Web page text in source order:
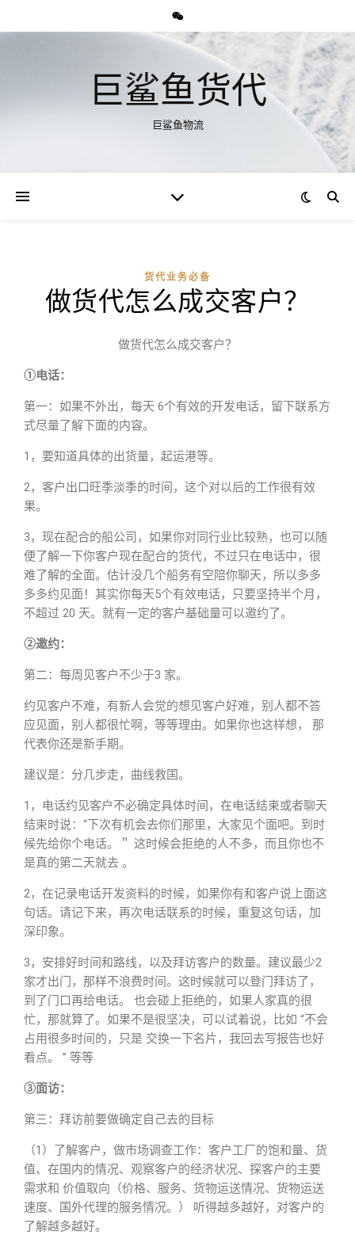
巨鲨鱼货代
巨鲨鱼物流
货代业务必备
做货代怎么成交客户？
做货代怎么成交客户？
①电话：
第一：如果不外出，每天 6个有效的开发电话，留下联系方
式尽量了解下面的内容。
1，要知道具体的出货量，起运港等。
2，客户出口旺季淡季的时间，这个对以后的工作很有效
果。
3，现在配合的船公司，如果你对同行业比较熟，也可以随
便了解一下你客户现在配合的货代，不过只在电话中，很
难了解的全面。估计没几个船务有空陪你聊天，所以多多
多多约见面！其实你每天5个有效电话，只要坚持半个月，
不超过 20 天。就有一定的客户基础量可以邀约了。
②邀约：
第二：每周见客户不少于3 家。
约见客户不难，有新人会觉的想见客户好难，别人都不答
应见面，别人都很忙啊，等等理由。如果你也这样想， 那
代表你还是新手期。
建议是：分几步走，曲线救国。
1，电话约见客户不必确定具体时间，在电话结束或者聊天
结束时说：“下次有机会去你们那里，大家见个面吧。到时
候先给你个电话。＂ 这时候会拒绝的人不多，而且你也不
是真的第二天就去 。
2，在记录电话开发资料的时候，如果你有和客户说上面这
句话。请记下来，再次电话联系的时候，重复这句话，加
深印象。
3，安排好时间和路线，以及拜访客户的数量。建议最少2
家才出门，那样不浪费时间。这时候就可以登门拜访了，
到了门口再给电话。 也会碰上拒绝的，如果人家真的很
忙，那就算了。如果不是很坚决，可以试着说，比如 “不会
占用很多时间的，只是 交换一下名片，我回去写报告也好
看点。 ” 等等
③面访：
第三：拜访前要做确定自己去的目标
（1）了解客户，做市场调查工作：客户工厂的饱和量、货
值、在国内的情况、观察客户的经济状况、探客户的主要
需求和 价值取向（价格、服务、货物运送情况、货物运送
速度、国外代理的服务情况。） 听得越多越好，对客户的
了解越多越好。